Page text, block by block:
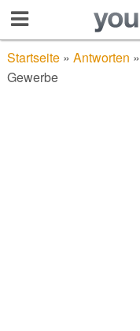
Startseite» Antworten »
Gewerbe